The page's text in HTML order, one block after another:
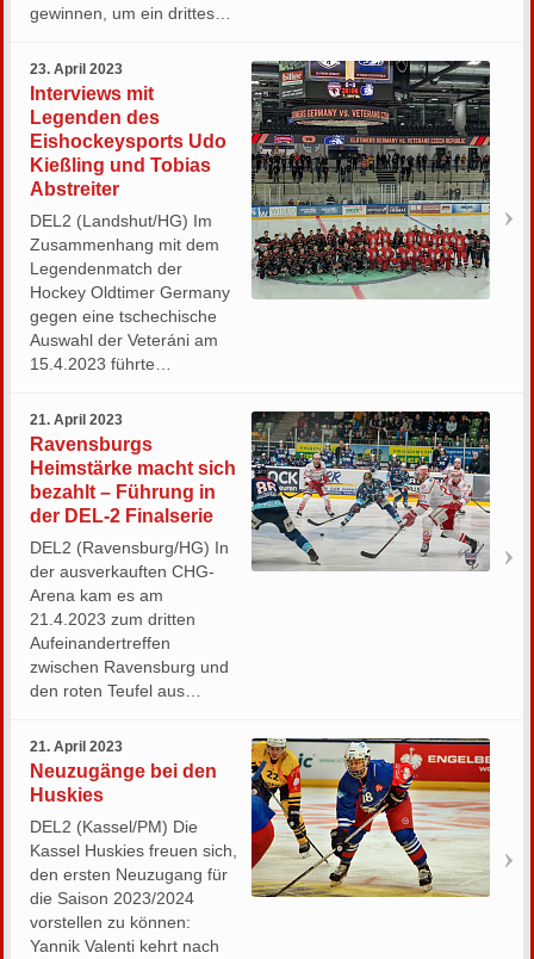
gewinnen, um ein drittes…
23. April 2023
Interviews mit
Legenden des
Eishockeysports Udo
Kießling und Tobias
Abstreiter
DEL2 (Landshut/HG) Im
Zusammenhang mit dem
Legendenmatch der
Hockey Oldtimer Germany
gegen eine tschechische
Auswahl der Veteráni am
15.4.2023 führte…
21. April 2023
Ravensburgs
Heimstärke macht sich
bezahlt – Führung in
der DEL-2 Finalserie
DEL2 (Ravensburg/HG) In
der ausverkauften CHG-
Arena kam es am
21.4.2023 zum dritten
Aufeinandertreffen
zwischen Ravensburg und
den roten Teufel aus…
21. April 2023
Neuzugänge bei den
Huskies
DEL2 (Kassel/PM) Die
Kassel Huskies freuen sich,
den ersten Neuzugang für
die Saison 2023/2024
vorstellen zu können:
Yannik Valenti kehrt nach